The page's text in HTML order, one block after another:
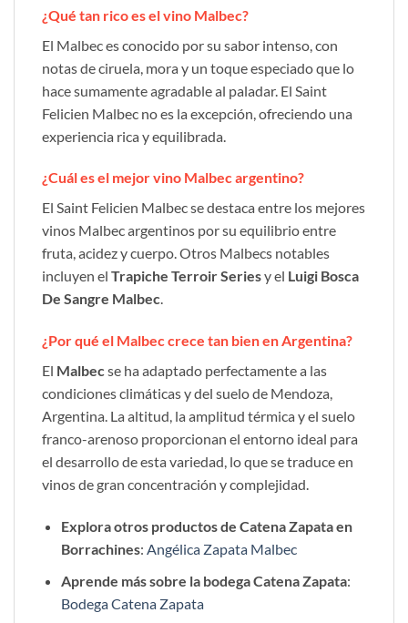
¿Qué tan rico es el vino Malbec?
El Malbec es conocido por su sabor intenso, con
notas de ciruela, mora y un toque especiado que lo
hace sumamente agradable al paladar. El Saint
Felicien Malbec no es la excepción, ofreciendo una
experiencia rica y equilibrada.
¿Cuál es el mejor vino Malbec argentino?
El Saint Felicien Malbec se destaca entre los mejores
vinos Malbec argentinos por su equilibrio entre
fruta, acidez y cuerpo. Otros Malbecs notables
incluyen el Trapiche Terroir Seriesy el Luigi Bosca
De Sangre Malbec.
¿Por qué el Malbec crece tan bien en Argentina?
El Malbecse ha adaptado perfectamente a las
condiciones climáticas y del suelo de Mendoza,
Argentina. La altitud, la amplitud térmica y el suelo
franco-arenoso proporcionan el entorno ideal para
el desarrollo de esta variedad, lo que se traduce en
vinos de gran concentración y complejidad.
Explora otros productos de Catena Zapata en
Borrachines: Angélica Zapata Malbec
Aprende más sobre la bodega Catena Zapata:
Bodega Catena Zapata